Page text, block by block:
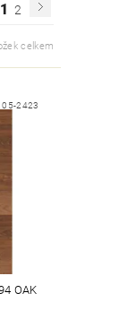
1 2
celkem
2423
OAK